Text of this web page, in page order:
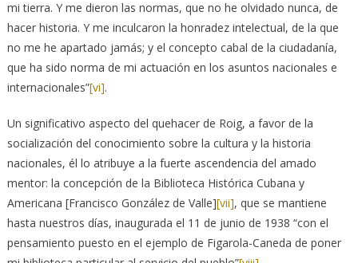
mi tierra. Y me dieron las normas, que no he olvidado nunca, de
hacer historia. Y me inculcaron la honradez intelectual, de la que
no me he apartado jamás; y el concepto cabal de la ciudadanía,
que ha sido norma de mi actuación en los asuntos nacionales e
internacionales”[vi].
Un significativo aspecto del quehacer de Roig, a favor de la
socialización del conocimiento sobre la cultura y la historia
nacionales, él lo atribuye a la fuerte ascendencia del amado
mentor: la concepción de la Biblioteca Histórica Cubana y
Americana [Francisco González de Valle][vii], que se mantiene
hasta nuestros días, inaugurada el 11 de junio de 1938 “con el
pensamiento puesto en el ejemplo de Figarola-Caneda de poner